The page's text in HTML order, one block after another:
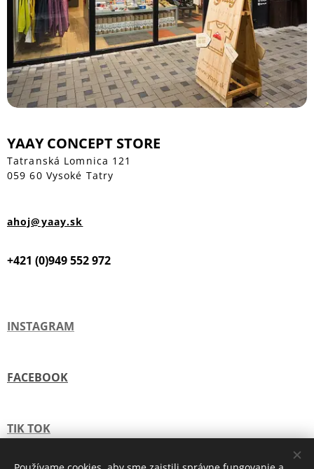
YAAY CONCEPT STORE
Tatranská Lomnica 121
059 60 Vysoké Tatry
ahoj@yaay.sk
+421 (0)949 552 972
INSTAGRAM
FACEBOOK
TIK TOK